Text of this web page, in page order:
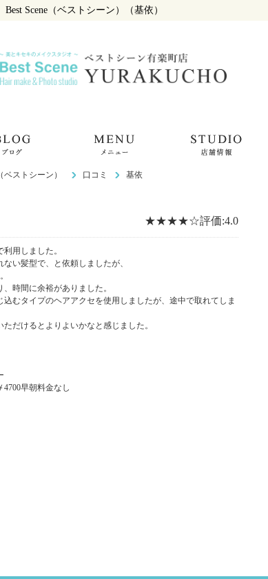
Scene（ベストシーン）（基依）
ベストシーン） 口コミ 基依
★★★★☆評価:4.0
用しました。
い髪型で、と依頼しましたが、
時間に余裕がありました。
むタイプのヘアアクセを使用しましたが、途中で取れてしま
だけるとよりよいかなと感じました。
4700早朝料金なし